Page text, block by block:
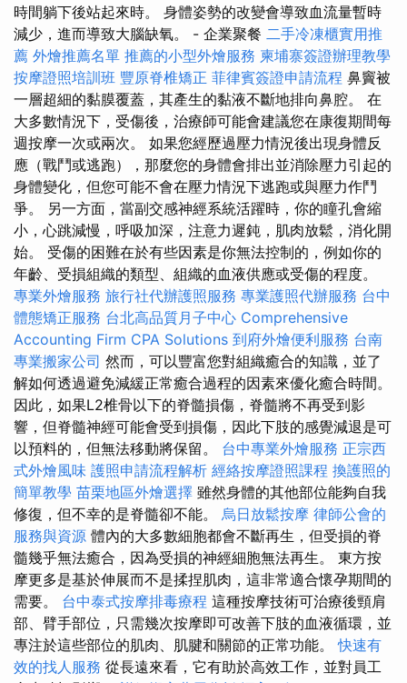
時間躺下後站起來時。 身體姿勢的改變會導致血流量暫時
減少，進而導致大腦缺氧。 - 企業聚餐 二手冷凍櫃實用推
薦 外燴推薦名單 推薦的小型外燴服務 柬埔寨簽證辦理教學
按摩證照培訓班 豐原脊椎矯正 菲律賓簽證申請流程 鼻竇被
一層超細的黏膜覆蓋，其產生的黏液不斷地排向鼻腔。 在
大多數情況下，受傷後，治療師可能會建議您在康復期間每
週按摩一次或兩次。 如果您經歷過壓力情況後出現身體反
應（戰鬥或逃跑），那麼您的身體會排出並消除壓力引起的
身體變化，但您可能不會在壓力情況下逃跑或與壓力作鬥
爭。 另一方面，當副交感神經系統活躍時，你的瞳孔會縮
小，心跳減慢，呼吸加深，注意力遲鈍，肌肉放鬆，消化開
始。 受傷的困難在於有些因素是你無法控制的，例如你的
年齡、受損組織的類型、組織的血液供應或受傷的程度。
專業外燴服務 旅行社代辦護照服務 專業護照代辦服務 台中
體態矯正服務 台北高品質月子中心 Comprehensive
Accounting Firm CPA Solutions 到府外燴便利服務 台南
專業搬家公司 然而，可以豐富您對組織癒合的知識，並了
解如何透過避免減緩正常癒合過程的因素來優化癒合時間。
因此，如果L2椎骨以下的脊髓損傷，脊髓將不再受到影
響，但脊髓神經可能會受到損傷，因此下肢的感覺減退是可
以預料的，但無法移動將保留。 台中專業外燴服務 正宗西
式外燴風味 護照申請流程解析 經絡按摩證照課程 換護照的
簡單教學 苗栗地區外燴選擇 雖然身體的其他部位能夠自我
修復，但不幸的是脊髓卻不能。 烏日放鬆按摩 律師公會的
服務與資源 體內的大多數細胞都會不斷再生，但受損的脊
髓幾乎無法癒合，因為受損的神經細胞無法再生。 東方按
摩更多是基於伸展而不是揉捏肌肉，這非常適合懷孕期間的
需要。 台中泰式按摩排毒療程 這種按摩技術可治療後頸肩
部、臂手部位，只需幾次按摩即可改善下肢的血液循環，並
專注於這些部位的肌肉、肌腱和關節的正常功能。快速有
效的找人服務 從長遠來看，它有助於高效工作，並對員工